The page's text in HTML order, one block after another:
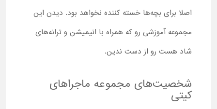
اصلا برای بچه‌ها خسته کننده نخواهد بود. دیدن این
مجموعه آموزشی رو که همراه با انیمیشن و ترانه‌های
شاد هست رو از دست ندین.
شخصیت‌های مجموعه ماجراهای
کیتی